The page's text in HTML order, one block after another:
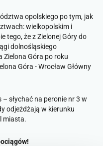
opolskiego po tym, jak
wielkopolskim i
tego, że z Zielonej Góry do
dolnośląskiego
Góra po roku
Góra - Wrocław Główny
słychać na peronie nr 3 w
odjeżdżają w kierunku
miasta.